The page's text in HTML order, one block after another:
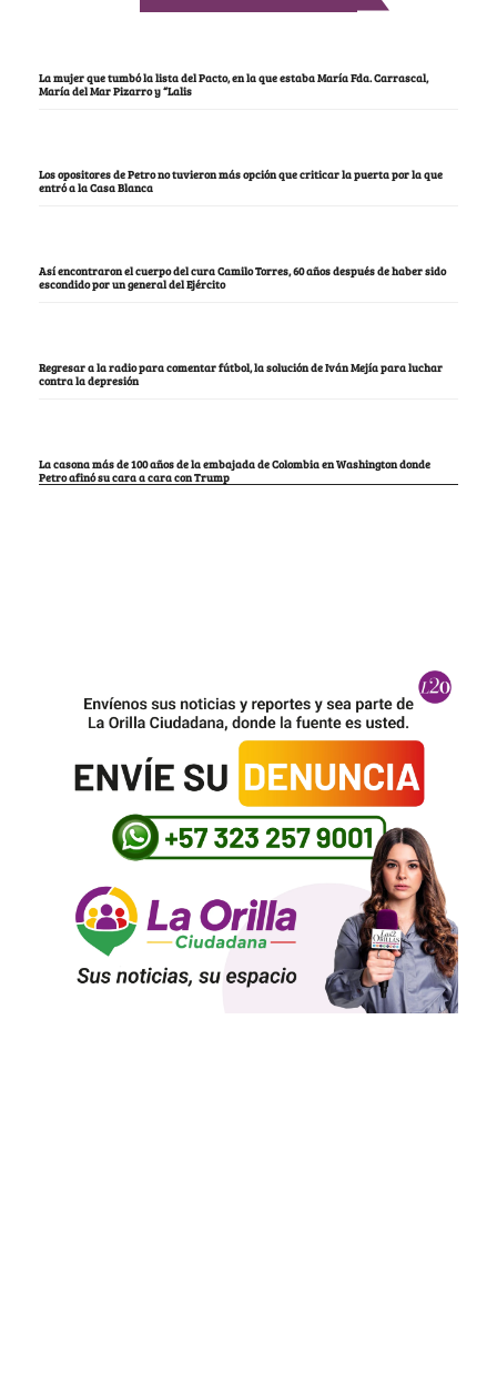
La mujer que tumbó la lista del Pacto, en la que estaba María Fda. Carrascal,
María del Mar Pizarro y “Lalis
Los opositores de Petro no tuvieron más opción que criticar la puerta por la que
entró a la Casa Blanca
Así encontraron el cuerpo del cura Camilo Torres, 60 años después de haber sido
escondido por un general del Ejército
Regresar a la radio para comentar fútbol, la solución de Iván Mejía para luchar
contra la depresión
La casona más de 100 años de la embajada de Colombia en Washington donde
Petro afinó su cara a cara con Trump